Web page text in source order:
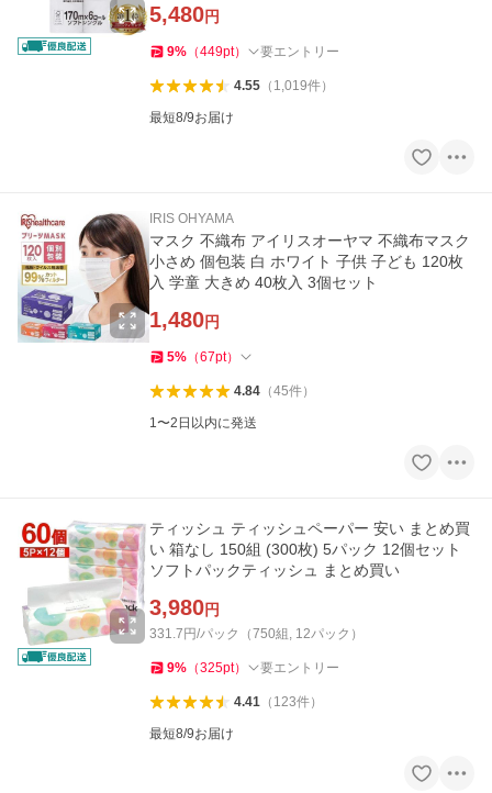
5,480円
9% （449pt） 要エントリー
4.55（ 1,019件）
最短8/9お届け
IRIS OHYAMA
マスク 不織布 アイリスオーヤマ 不織布マスク
小さめ 個包装 白 ホワイト 子供 子ども 120枚
入 学童 大きめ 40枚入 3個セット
1,480円
5% （67pt）
4.84（45件）
1〜2日以内に発送
ティッシュ ティッシュペーパー 安い まとめ買
い 箱なし 150組 (300枚) 5パック 12個セット
ソフトパックティッシュ まとめ買い
3,980円
331.7円/パック（750組, 12パック）
9% （325pt） 要エントリー
4.41（ 123件）
最短8/9お届け